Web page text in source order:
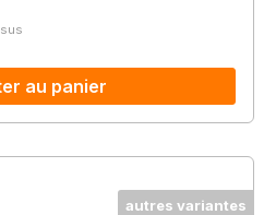
au panier
autres variantes